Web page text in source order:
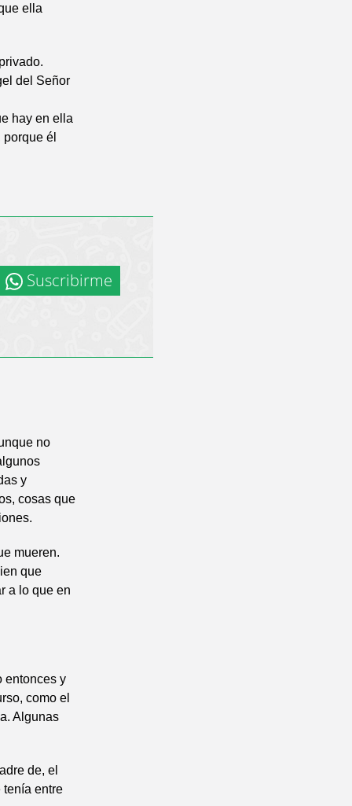
ella
del Señor
hay en ella
él
Suscribirme
no
y
cosas que
mueren.
que
a lo que en
entonces y
como el
Algunas
de, el
tenía entre